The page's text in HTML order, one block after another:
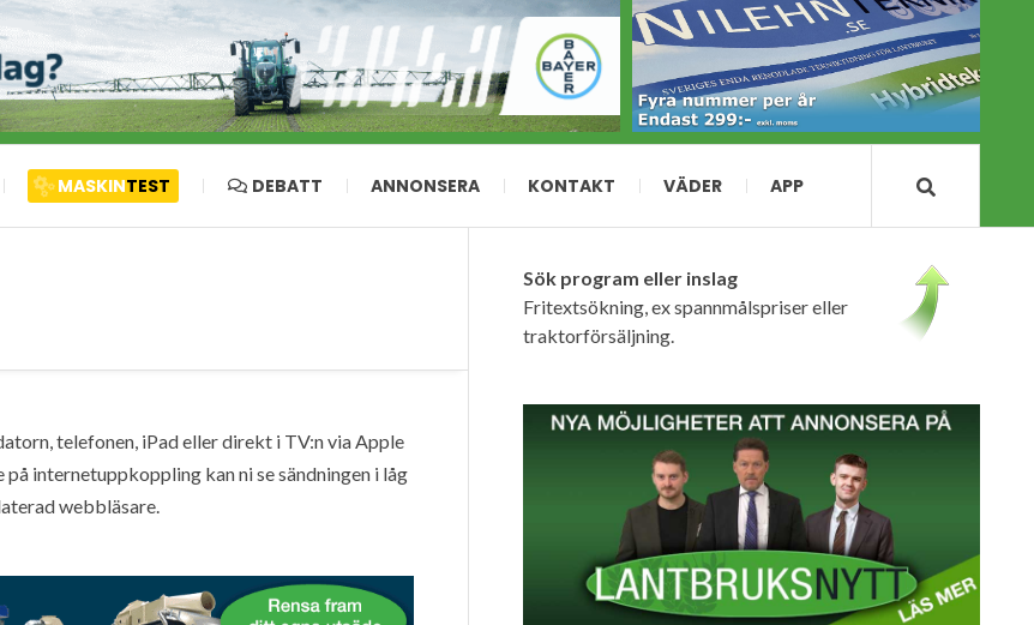
MASKINTEST DEBATT ANNONSERA KONTAKT VÄDER APP
telefonen, iPad eller direkt i TV:n via Apple
internetuppkoppling kan ni se sändningen i låg
webbläsare.
Sök program eller inslag
Fritextsökning, ex spannmålspriser eller
traktorförsäljning.